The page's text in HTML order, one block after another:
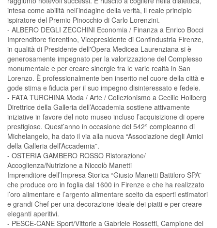
intesa come abilità nell’indagine della verità, il reale principio
ispiratore del Premio Pinocchio di Carlo Lorenzini.
- ALBERO DEGLI ZECCHINI Economia / Finanza a Enrico Bocci
Imprenditore fiorentino, Vicepresidente di Confindustria Firenze,
in qualità di Presidente dell'Opera Medicea Laurenziana si è
generosamente impegnato per la valorizzazione del Complesso
monumentale e per creare sinergie fra le varie realtà in San
Lorenzo. È professionalmente ben inserito nel cuore della città e
gode stima e fiducia per il suo impegno disinteressato e fedele.
- FATA TURCHINA Moda / Arte / Collezionismo a Cecilie Hollberg
Direttrice della Galleria dell’Accademia sostiene attivamente
iniziative in favore del noto museo incluso l’acquisizione di opere
prestigiose. Quest’anno in occasione del 542° compleanno di
Michelangelo, ha dato il via alla nuova “Associazione degli Amici
della Galleria dell’Accademia”.
- OSTERIA GAMBERO ROSSO Ristorazione/
Accoglienza/Nutrizione a Niccolò Manetti
Imprenditore dell’Impresa Storica “Giusto Manetti Battiloro SPA”
che produce oro in foglia dal 1600 in Firenze e che ha realizzato
l’oro alimentare e l’argento alimentare scelto da esperti estimatori
e grandi Chef per una decorazione ideale dei piatti e per creare
eleganti aperitivi.
- PESCE-CANE Sport/Vittorie a Gabriele Rossetti, Campione del